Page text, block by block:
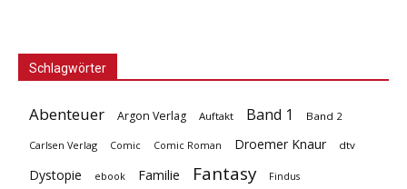
Schlagwörter
Abenteuer Argon Verlag Auftakt Band 1 Band 2
Carlsen Verlag Comic Comic Roman Droemer Knaur dtv
Dystopie ebook Familie Fantasy Findus